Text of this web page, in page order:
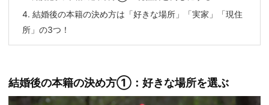
4. 結婚後の本籍の決め方は「好きな場所」「実家」「現住
所」の3つ！
結婚後の本籍の決め方①：好きな場所を選ぶ